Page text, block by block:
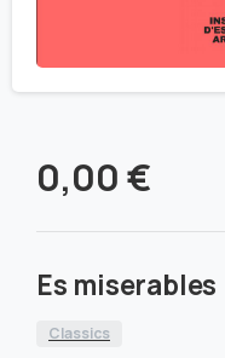
0,00€
Es miserables
Classics